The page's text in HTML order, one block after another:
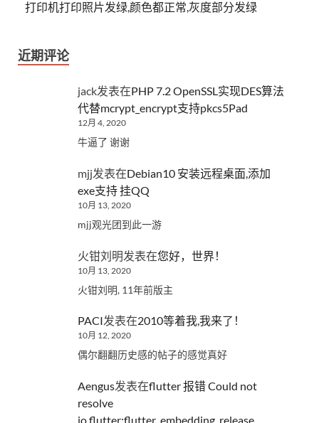
打印机打印照片发绿,颜色都正常,灰度部分发绿
近期评论
jack发表在PHP 7.2 OpenSSL实现DES算法
代替mcrypt_encrypt支持pkcs5Pad
12月 4, 2020
牛逼了 谢谢
mjj发表在Debian10 安装远程桌面,添加
exe支持 挂QQ
10月 13, 2020
mjj观光团到此一游
火钳刘明发表在您好，世界！
10月 13, 2020
火钳刘明, 11年前版主
PACI发表在2010等着我,我来了！
10月 12, 2020
偶尔翻翻历史感的帖子的感觉真好
Aengus发表在flutter 报错 Could not
resolve
io.flutter:flutter_embedding_release